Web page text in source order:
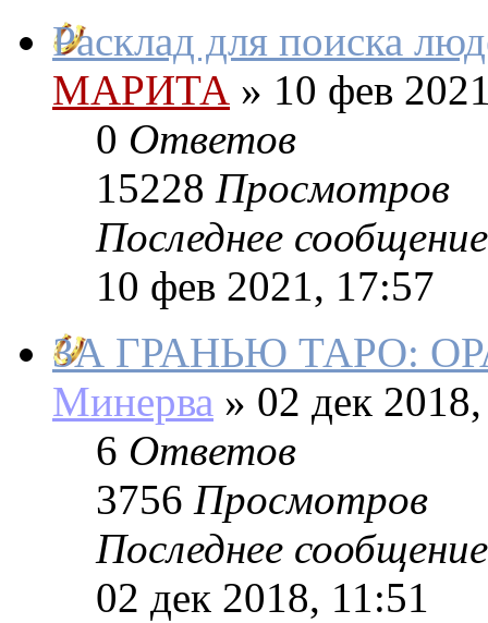
Расклад для поиска
МАРИТА » 10 фев
0 Ответов
15228 Просмотров
Последнее сообщение
10 фев 2021, 17:57
ЗА ГРАНЬЮ ТАРО:
Минерва » 02 дек
6 Ответов
3756 Просмотров
Последнее сообщение
02 дек 2018, 11:51